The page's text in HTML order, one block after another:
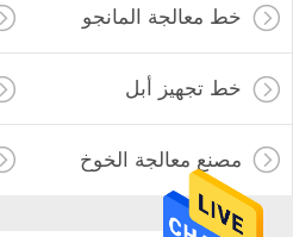
خط معالجة المانجو
خط تجهيز أبل
مصنع معالجة الخوخ